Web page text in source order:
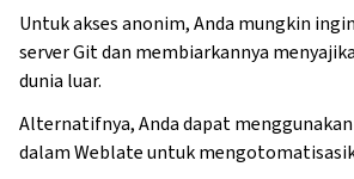
Untuk akses anonim, Anda mungkin
server Git dan membiarkannya
dunia luar.
Alternatifnya, Anda dapat menggunakan
dalam Weblate untuk